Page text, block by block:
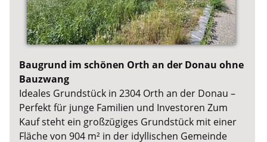
Baugrund im schönen Orth an der Donau ohne
Bauzwang
Ideales Grundstück in 2304 Orth an der Donau –
Perfekt für junge Familien und Investoren Zum
Kauf steht ein großzügiges Grundstück mit einer
Fläche von 904 m² in der idyllischen Gemeinde